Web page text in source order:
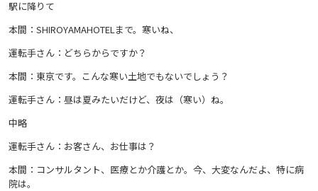
駅に降りて
本間：SHIROYAMAHOTELまで。寒いね、
運転手さん：どちらからですか？
本間：東京です。こんな寒い土地でもないでしょう？
運転手さん：昼は夏みたいだけど、夜は（寒い）ね。
中略
運転手さん：お客さん、お仕事は？
本間：コンサルタント、医療とか介護とか。今、大変なんだよ、特に病
院は。